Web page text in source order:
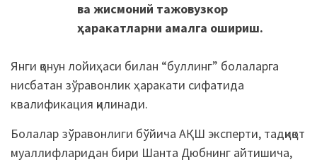
ва жисмоний тажовузкор
ҳаракатларни амалга ошириш.
Янги қонун лойиҳаси билан “буллинг” болаларга
нисбатан зўравонлик ҳаракати сифатида
квалификация қилинади.
Болалар зўравонлиги бўйича АҚШ эксперти, тадқиқот
муаллифларидан бири Шанта Дюбнинг айтишича,